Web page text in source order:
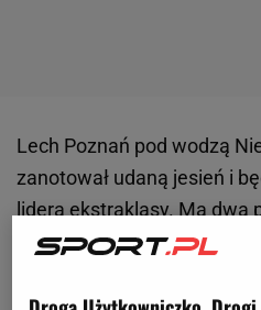
Lech Poznań pod wodzą
zanotował udaną jesień i
lideraekstraklasy. Ma dwa
Rakowem Częstochowa i